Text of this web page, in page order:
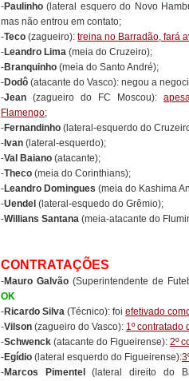
-Paulinho (lateral esquero do Novo
mas não entrou em contato;
-Teco (zagueiro): treina no Barradão, fará
-Leandro Lima (meia do Cruzeiro);
-Branquinho (meia do Santo André);
-Dodô (atacante do Vasco): negou a
-Jean (zagueiro do FC Moscou):
Flamengo;
-Fernandinho (lateral-esquerdo do
- Ivan (lateral-esquerdo);
-Val Baiano (atacante);
-Theco (meia do Corinthians);
-Leandro Domingues (meia do Kashima
-Uendel (lateral-esquedo do Grêmio);
-Willians Santana (meia-atacante do
CONTRATAÇÕES
-Mauro Galvão (Superintendente de
OK
-Ricardo Silva (Técnico): foi efetivado
-Vilson (zagueiro do Vasco): 1º contratado
-Schwenck (atacante do Figueirense): 2º
-Egídio (lateral esquerdo do Figueirense):
-Marcos Pimentel (lateral direito do